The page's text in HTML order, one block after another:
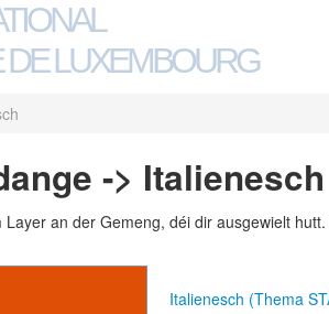
LUXEMBOURG
-> Italienesch
an der Gemeng, déi dir ausgewielt
Italienesch (Thema